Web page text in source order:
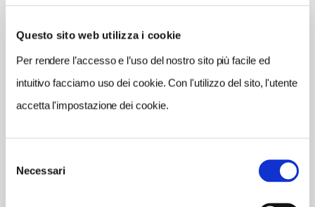
Questo sito web utilizza i cookie
Per rendere l’accesso e l’uso del nostro sito più facile ed
intuitivo facciamo uso dei cookie. Con l'utilizzo del sito, l'utente
accetta l'impostazione dei cookie.
delNecessari
Apertura: lunedì a richiesta, martedì a richiesta, mercoledì a
richiesta, giovedì a richiesta, venerdì a richiesta, sabato a
richiesta, domenica a richiesta; i giorni e gli orari di apertura